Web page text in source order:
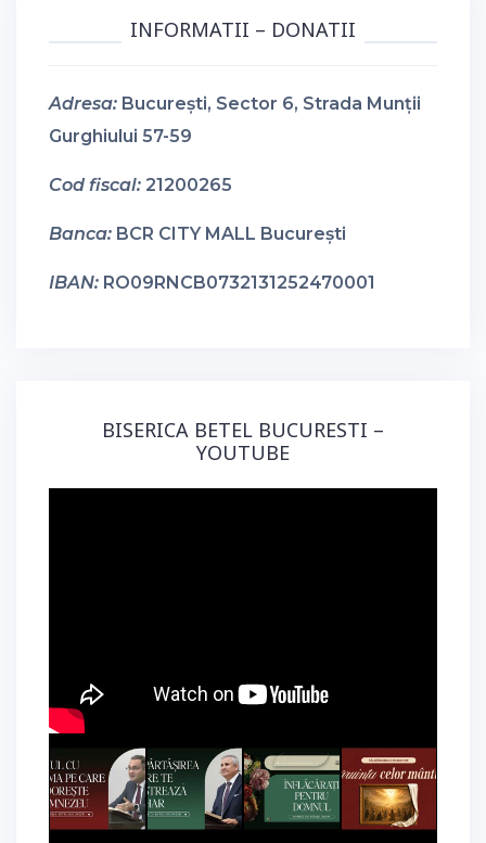
INFORMATII – DONATII
Adresa: București, Sector 6, Strada Munții
Gurghiului 57-59
Cod fiscal: 21200265
Banca: BCR CITY MALL București
IBAN: RO09RNCB0732131252470001
BISERICA BETEL BUCURESTI –
YOUTUBE